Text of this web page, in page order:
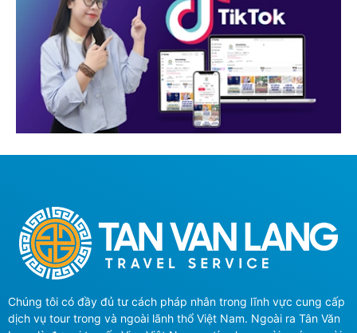
Chúng tôi có đầy đủ tư cách pháp nhân trong lĩnh vực cung cấp
dịch vụ tour trong và ngoài lãnh thổ Việt Nam. Ngoài ra Tân Văn